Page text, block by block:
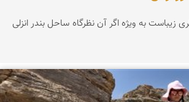
زیباست به ویژه اگر آن نظرگاه ساحل بندر انزلی